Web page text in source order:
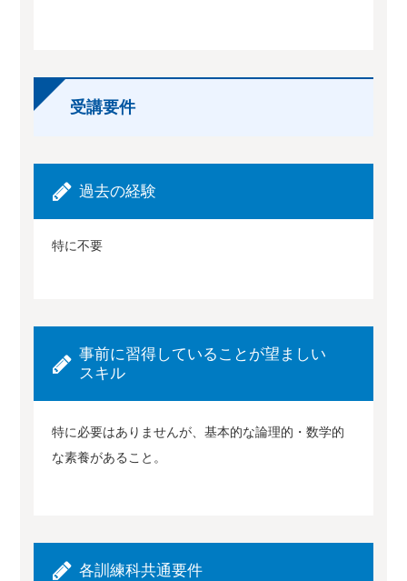
受講要件
過去の経験
特に不要
事前に習得していることが望ましい
スキル
特に必要はありませんが、基本的な論理的・数学的
な素養があること。
各訓練科共通要件